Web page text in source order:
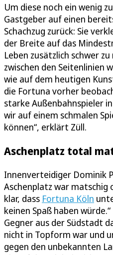
Um diese noch ein wenig
Gastgeber auf einen
Schachzug zurück: Sie
der Breite auf das
Leben zusätzlich schwer
zwischen den Seitenlinien
wie auf dem heutigen
die Fortuna vorher
starke Außenbahnspieler
wir auf einem schmalen
können“, erklärt Züll.
Aschenplatz total
Innenverteidiger Dominik
Aschenplatz war matschig
klar, dass Fortuna Köln
keinen Spaß haben
Gegner aus der Südstadt
nicht in Topform war und
gegen den unbekannten